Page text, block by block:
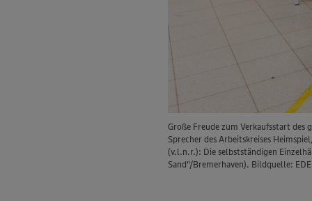
Große Freude zum Verkaufsstart des
Sprecher des Arbeitskreises
(v.l.n.r.): Die selbstständigen
Sand"/Bremerhaven). Bildquelle: